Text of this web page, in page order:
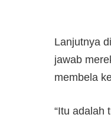
Lanjutnya
jawab
membela
“Itu adalah